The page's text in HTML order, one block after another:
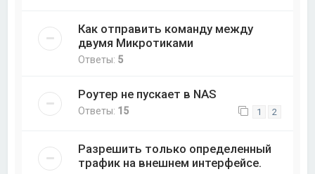
Как отправить команду между
двумя Микротиками
Ответы: 5
Роутер не пускает в NAS
Ответы: 15 1 2
Разрешить только определенный
трафик на внешнем интерфейсе.